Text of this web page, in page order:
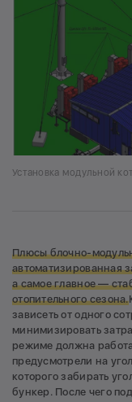
Установка модульной
Плюсы блочно-
автоматизированная
а самое главное —
отопительного сезона.
зависеть от одного
минимизировать
режиме должна
предусмотрели на
которого забирать
бункер. После чего